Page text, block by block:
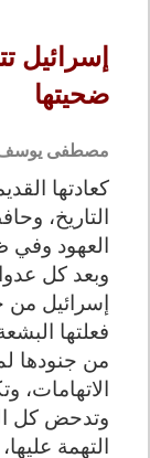
إسرائيل
ضحيتها
مصطفى يوسف
كعادتها
التاريخ،
العهود وفي
وبعد كل
إسرائيل من
فعلتها
من جنودها
الاتهامات،
وتدحض كل
التهمة